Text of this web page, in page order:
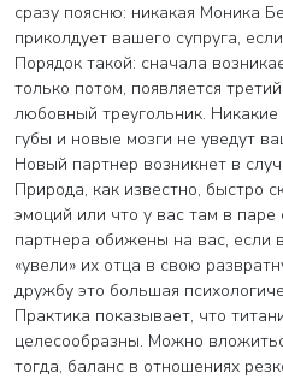
сразу поясню: никакая Моника
приколдует вашего супруга,
Порядок такой: сначала
только потом, появляется
любовный треугольник.
губы и новые мозги не уведут
Новый партнер возникнет в
Природа, как известно, быстро
эмоций или что у вас там в паре
партнера обижены на вас, если
«увели» их отца в свою
дружбу это большая
Практика показывает, что
целесообразны. Можно
тогда, баланс в отношениях